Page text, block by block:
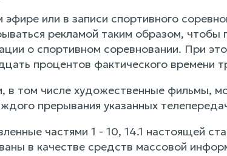
эфире или в записи спортивного
рекламой таким образом, чтобы
о спортивном соревновании. При
процентов фактического времени
в том числе художественные фильмы,
прерывания указанных
частями 1 - 10, 14.1 настоящей
в качестве средств массовой